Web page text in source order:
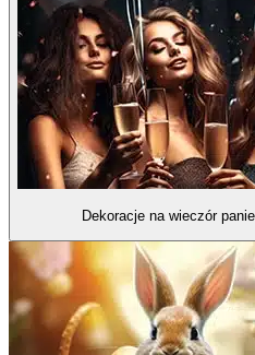
Dekoracje na wieczór